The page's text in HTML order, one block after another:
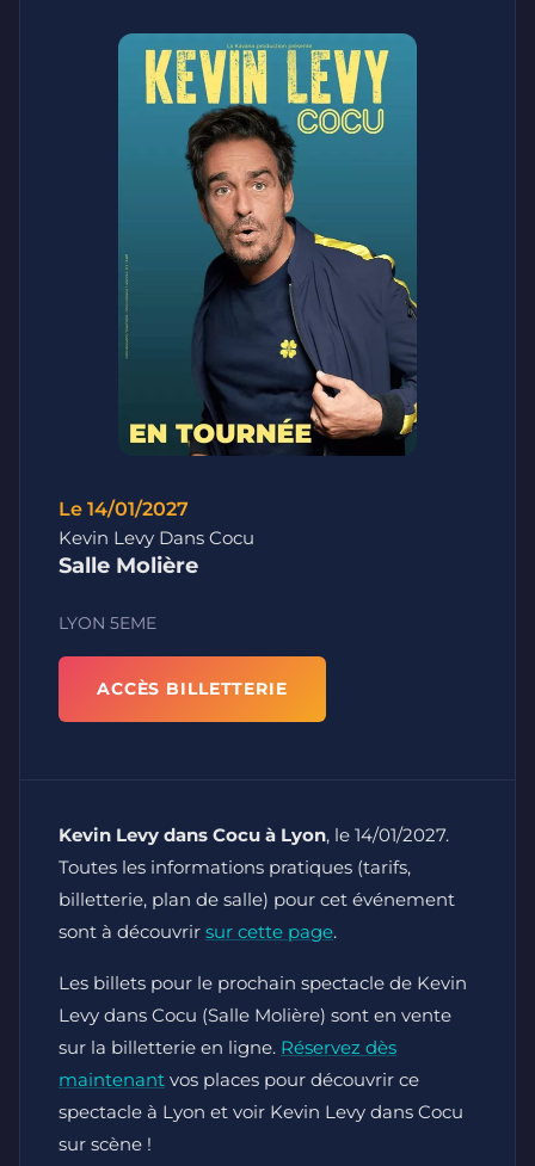
Le 14/01/2027
Kevin Levy Dans Cocu
Salle Molière
LYON 5EME
ACCÈS BILLETTERIE
Kevin Levy dans Cocu à Lyon, le 14/01/2027.
Toutes les informations pratiques (tarifs,
billetterie, plan de salle) pour cet événement
sont à découvrir sur cette page.
Les billets pour le prochain spectacle de Kevin
Levy dans Cocu (Salle Molière) sont en vente
sur la billetterie en ligne. Réservez dès
maintenant vos places pour découvrir ce
spectacle à Lyon et voir Kevin Levy dans Cocu
sur scène !